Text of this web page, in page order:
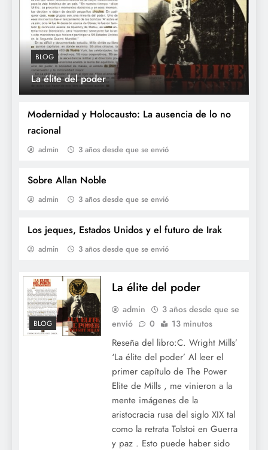
BLOG
La élite del poder
Modernidad y Holocausto: La ausencia de lo no
racional
admin 3 años desde que se envió
Sobre Allan Noble
admin 3 años desde que se envió
Los jeques, Estados Unidos y el futuro de Irak
admin 3 años desde que se envió
Las generaciones robadas
Sobre Allan Noble
BLOG
La élite del poder
admin
3 años desde que se
envió
0 13 minutos
Reseña del libro:C. Wright Mills’
‘La élite del poder’ Al leer el
primer capítulo de The Power
Elite de Mills , me vinieron a la
mente imágenes de la
aristocracia rusa del siglo XIX tal
como la retrata Tolstoi en Guerra
y paz . Esto puede haber sido